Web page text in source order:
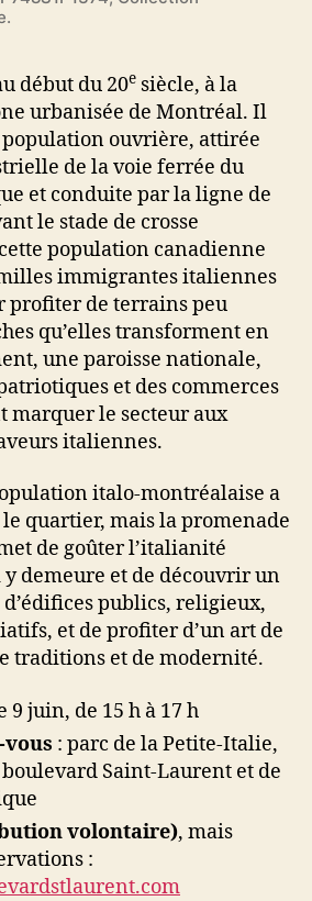
début du 20e siècle, à la
urbanisée de Montréal. Il
ouvrière, attirée
de la voie ferrée du
et conduite par la ligne de
le stade de crosse
population canadienne
immigrantes italiennes
profiter de terrains peu
qu’elles transforment en
une paroisse nationale,
et des commerces
marquer le secteur aux
italiennes.
italo-montréalaise a
quartier, mais la promenade
de goûter l’italianité
demeure et de découvrir un
publics, religieux,
et de profiter d’un art de
traditions et de modernité.
9 juin, de 15 h à 17 h
vous : parc de la Petite-Italie,
Saint-Laurent et de
volontaire), mais
: